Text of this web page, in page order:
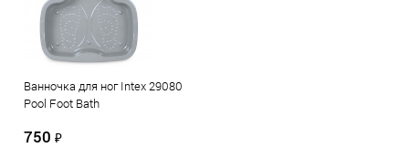
Ванночка для ног Intex 29080
Pool Foot Bath
750 ₽